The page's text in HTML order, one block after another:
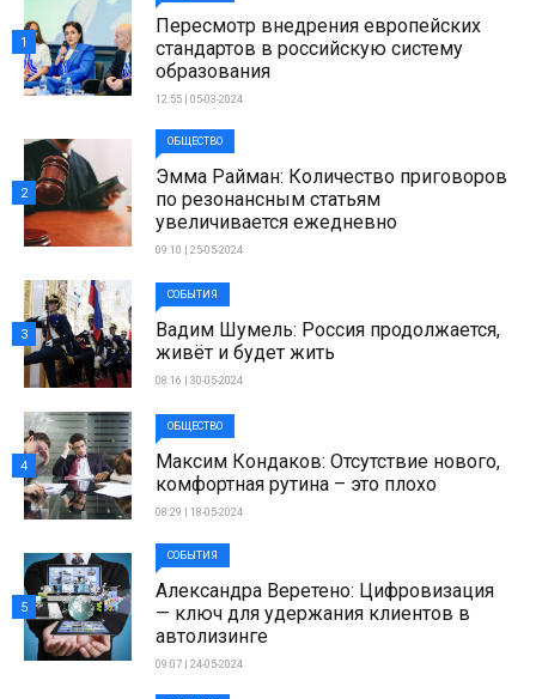
Пересмотр внедрения европейских
стандартов в российскую систему
образования
12:55 | 05-03-2024
1
ОБЩЕСТВО
Эмма Райман: Количество приговоров
по резонансным статьям
увеличивается ежедневно
09:10 | 25-05-2024
2
СОБЫТИЯ
Вадим Шумель: Россия продолжается,
живёт и будет жить
08:16 | 30-05-2024
3
ОБЩЕСТВО
Максим Кондаков: Отсутствие нового,
комфортная рутина – это плохо
08:29 | 18-05-2024
4
СОБЫТИЯ
Александра Веретено: Цифровизация
— ключ для удержания клиентов в
автолизинге
09:07 | 24-05-2024
5